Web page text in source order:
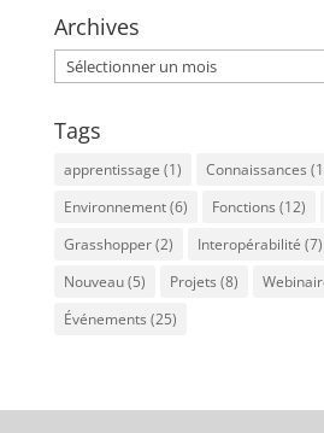
Archives
Archives
Tags
apprentissage (1) Connaissances
Environnement(6) Fonctions (12)
Grasshopper(2) Interopérabilité (7)
Nouveau(5) Projets (8)
Événements (25)